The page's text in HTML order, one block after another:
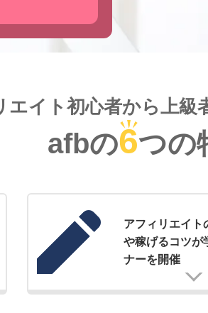
エイト初心者から上級
afbの6つの
アフィリエイト
や稼げるコツが
ナーを開催